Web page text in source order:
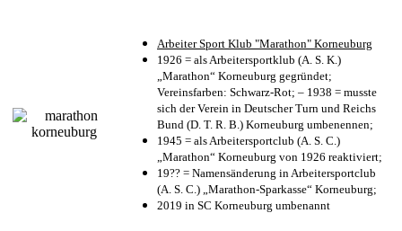
Arbeiter Sport Klub "Marathon" Korneuburg
1926 = als Arbeitersportklub (A. S. K.)
„Marathon“ Korneuburg gegründet;
Vereinsfarben: Schwarz-Rot; – 1938 = musste
sich der Verein in Deutscher Turn und Reichs
Bund (D. T. R. B.) Korneuburg umbenennen;
1945 = als Arbeitersportclub (A. S. C.)
„Marathon“ Korneuburg von 1926 reaktiviert;
19?? = Namensänderung in Arbeitersportclub
(A. S. C.) „Marathon-Sparkasse“ Korneuburg;
2019 in SC Korneuburg umbenannt